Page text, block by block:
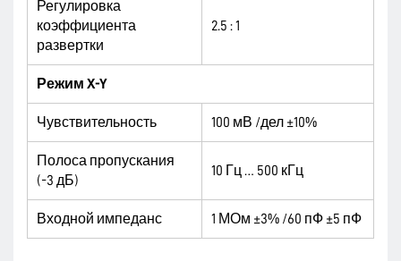
Регулировка
коэффициента
развертки
2.5 : 1
Режим X-Y
Чувствительность 100 мВ /дел ±10%
Полоса пропускания
(-3 дБ)
10 Гц … 500 кГц
Входной импеданс 1 МОм ±3% /60 пФ ±5 пФ